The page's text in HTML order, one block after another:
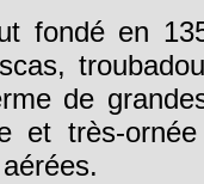
fondé en
de
et très-